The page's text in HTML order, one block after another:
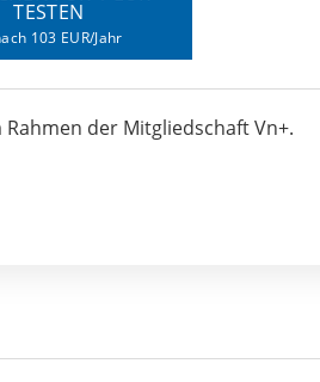
TESTEN
103 EUR/Jahr
der Mitgliedschaft Vn+.